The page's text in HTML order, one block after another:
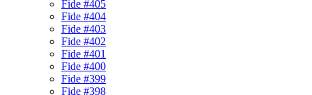
Fide #405
Fide #404
Fide #403
Fide #402
Fide #401
Fide #400
Fide #399
Fide #398